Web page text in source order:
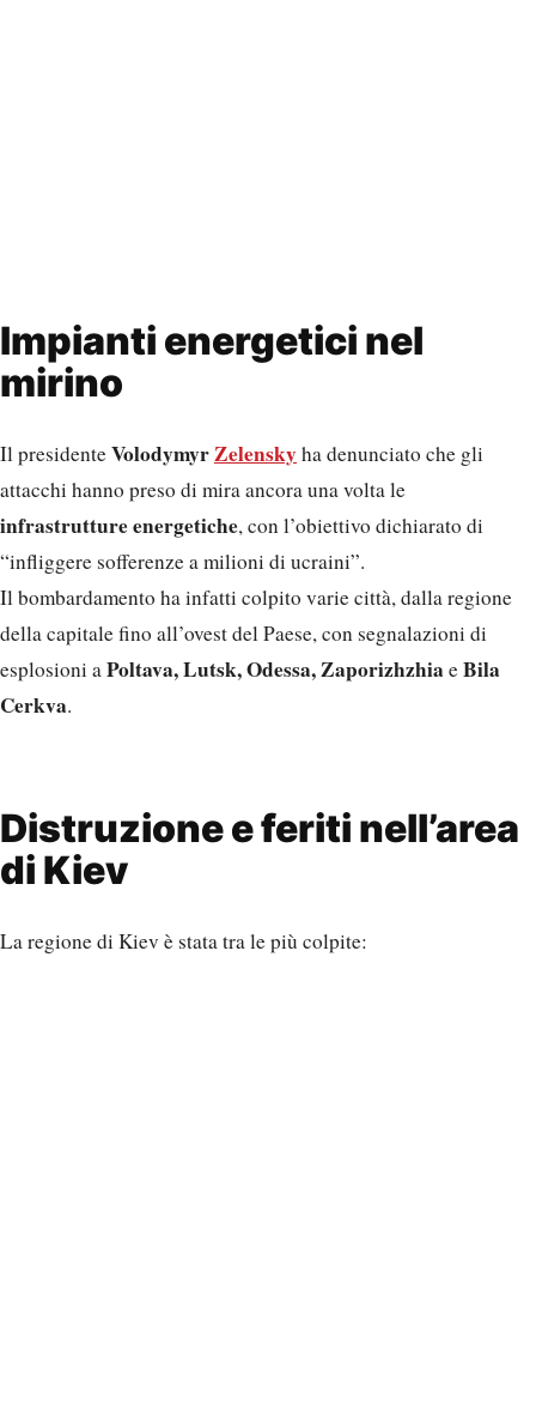
Impianti energetici nel
mirino
Il presidenteVolodymyrZelenskyha denunciato che gli
attacchi hanno preso di mira ancora una volta le
infrastrutture energetiche, con l’obiettivo dichiarato di
“infliggere sofferenze a milioni di ucraini”.
Il bombardamento ha infatti colpito varie città, dalla regione
della capitale fino all’ovest del Paese, con segnalazioni di
esplosioni aPoltava, Lutsk, Odessa, Zaporizhzhia eBila
Cerkva.
Distruzione e feriti nell’area
di Kiev
La regione di Kiev è stata tra le più colpite: